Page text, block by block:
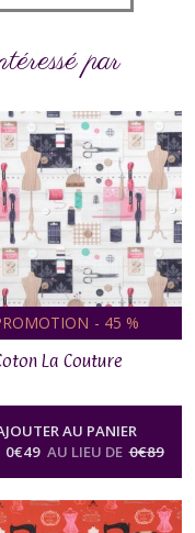
par
- 45 %
La Couture
AU PANIER
0€49 AU LIEU DE 0€89